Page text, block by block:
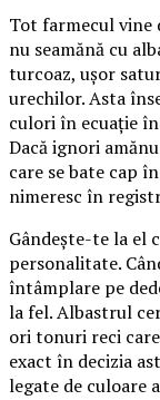
Tot farmecul vine
nu seamănă cu
turcoaz, ușor
urechilor. Asta
culori în ecuație
Dacă ignori
care se bate cap
nimeresc în
Gândește-te la el
personalitate.
întâmplare pe
la fel. Albastrul
ori tonuri reci
exact în decizia
legate de culoare